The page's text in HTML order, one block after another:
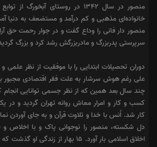
منصور در سال ۱۳۴۲ در روستای
خانواده‌ای مذهبی و کم درآمد و مستضعف به دنیا
منصور دار فانی را وداع گفت و در جوار رحمت حق
سرپرستی پدربزرگ و مادربزرگش رشد کرد و بزرگ
دوران تحصیلات ابتدایی را با موفقیت از نظر علمی و
علی رغم هوش سرشار به علت فقر اقتصادی
چند سال بعد همین که از نظر جسمی توانایی انجام
کسب و کار و امرار معاش روانه تهران گردید و در
کار شد. اُنس با خدا و تلاوت قرآن و به جای آوردن
دل شکسته، منصور را نوجوانی پاک و با اخلاص و
اخلاق اسلامی بار آورد. ۱۵ بهار از